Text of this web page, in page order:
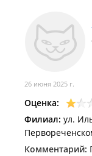
26 июня 2025 г.
Оценка:
Филиал: ул.
Комментарий: